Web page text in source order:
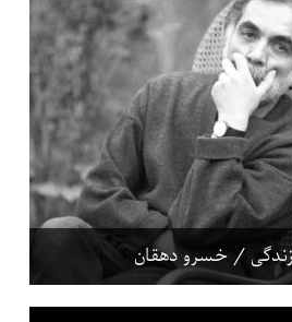
/ خسرو دهقان